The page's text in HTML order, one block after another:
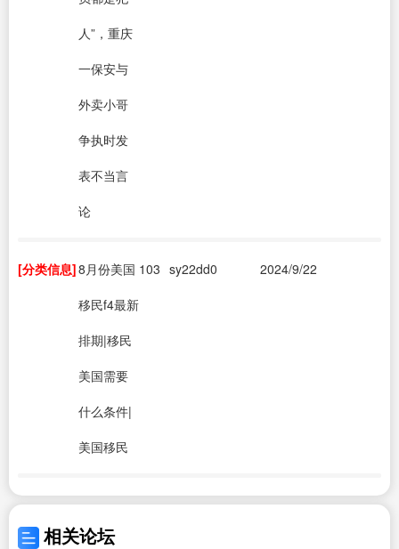
人”，重庆
一保安与
外卖小哥
争执时发
表不当言
论
[分类信息]8月份美国
移民f4最新
排期|移民
美国需要
什么条件|
美国移民
103 sy22dd0 2024/9/22
相关论坛